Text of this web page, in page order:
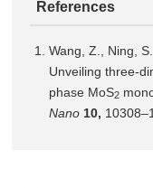
References
Wang, Z., Ning,
Unveiling three-
phase MoS2
Nano 10,